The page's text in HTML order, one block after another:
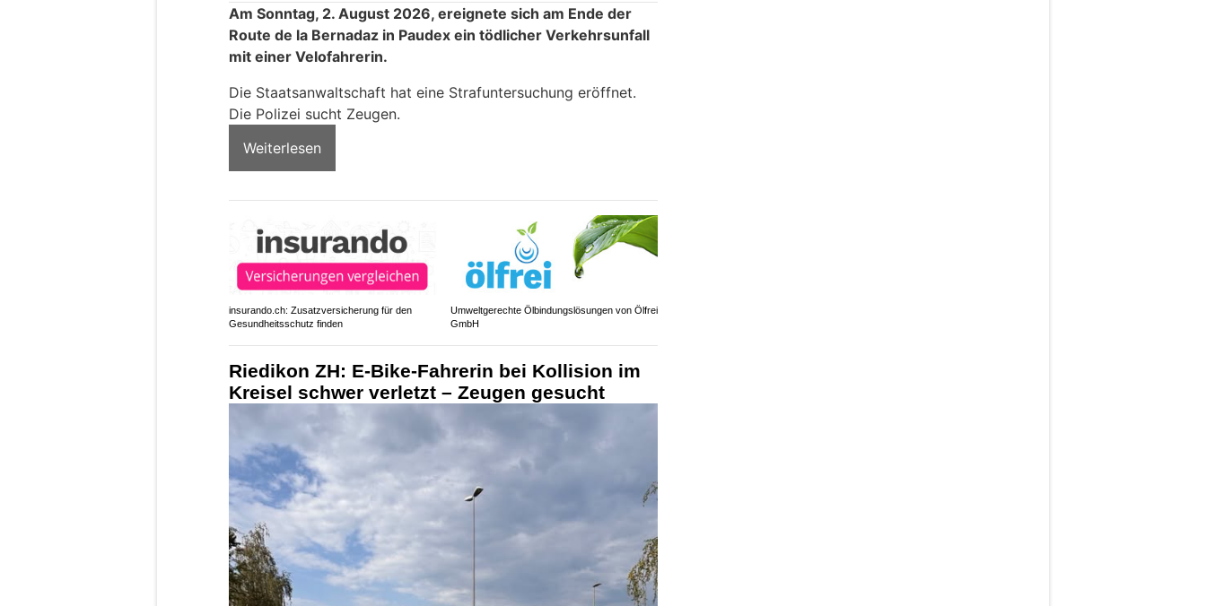
Am Sonntag, 2. August 2026, ereignete sich am Ende der
Route de la Bernadaz in Paudex ein tödlicher Verkehrsunfall
mit einer Velofahrerin.
Die Staatsanwaltschaft hat eine Strafuntersuchung eröffnet.
Die Polizei sucht Zeugen.
Weiterlesen
insurando.ch: Zusatzversicherung für den
Gesundheitsschutz finden
Umweltgerechte Ölbindungslösungen von Ölfrei
GmbH
Riedikon ZH: E-Bike-Fahrerin bei Kollision im
Kreisel schwer verletzt – Zeugen gesucht